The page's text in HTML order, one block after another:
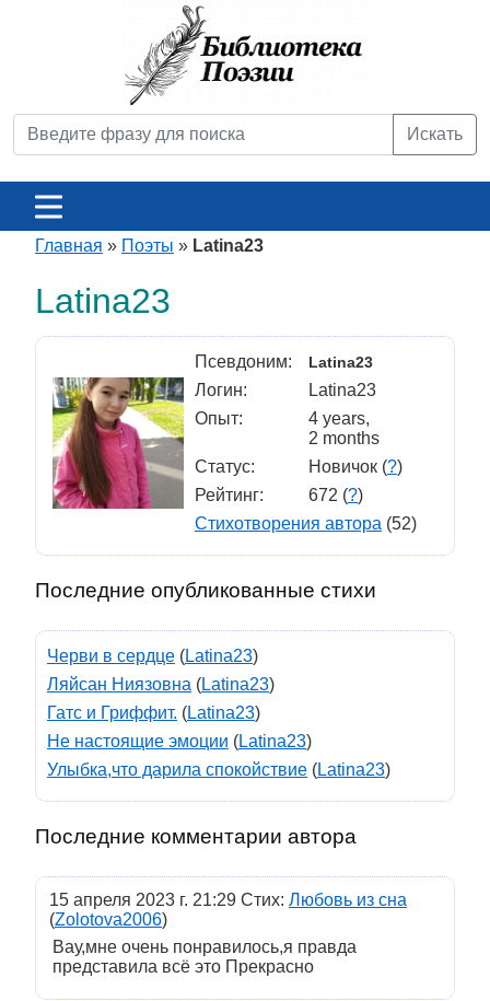
Искать
Главная » Поэты » Latina23
Latina23
Псевдоним: Latina23
Логин:
Latina23
Опыт:
4 years,
2 months
Статус:
Новичок (?)
Рейтинг:
672 (?)
Стихотворения автора (52)
Последние опубликованные стихи
Черви в сердце (Latina23)
Ляйсан Ниязовна (Latina23)
Гатс и Гриффит. (Latina23)
Не настоящие эмоции (Latina23)
Улыбка,что дарила спокойствие (Latina23)
Последние комментарии автора
15 апреля 2023 г. 21:29 Стих: Любовь из сна
(Zolotova2006)
Вау,мне очень понравилось,я правда
представила всё это Прекрасно